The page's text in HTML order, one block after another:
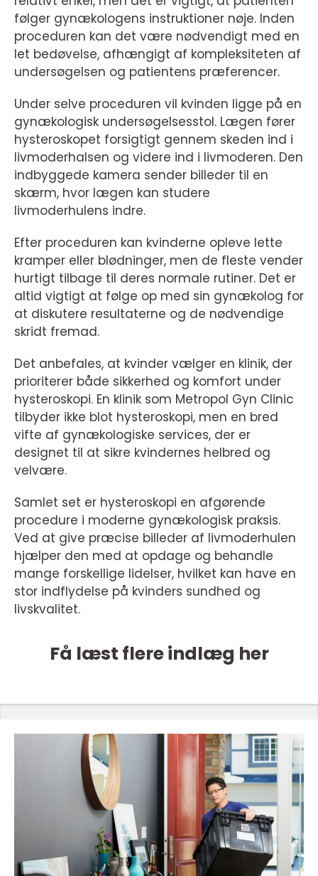
følger gynækologens instruktioner nøje. Inden
proceduren kan det være nødvendigt med en
let bedøvelse, afhængigt af kompleksiteten af
undersøgelsen og patientens præferencer.
Under selve proceduren vil kvinden ligge på en
gynækologisk undersøgelsesstol. Lægen fører
hysteroskopet forsigtigt gennem skeden ind i
livmoderhalsen og videre ind i livmoderen. Den
indbyggede kamera sender billeder til en
skærm, hvor lægen kan studere
livmoderhulens indre.
Efter proceduren kan kvinderne opleve lette
kramper eller blødninger, men de fleste vender
hurtigt tilbage til deres normale rutiner. Det er
altid vigtigt at følge op med sin gynækolog for
at diskutere resultaterne og de nødvendige
skridt fremad.
Det anbefales, at kvinder vælger en klinik, der
prioriterer både sikkerhed og komfort under
hysteroskopi. En klinik som Metropol Gyn Clinic
tilbyder ikke blot hysteroskopi, men en bred
vifte af gynækologiske services, der er
designet til at sikre kvindernes helbred og
velvære.
Samlet set er hysteroskopi en afgørende
procedure i moderne gynækologisk praksis.
Ved at give præcise billeder af livmoderhulen
hjælper den med at opdage og behandle
mange forskellige lidelser, hvilket kan have en
stor indflydelse på kvinders sundhed og
livskvalitet.
Få læst flere indlæg her